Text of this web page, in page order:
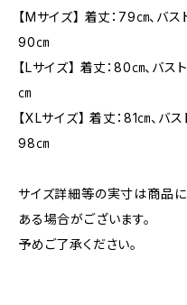
【Mサイズ】 着丈：79㎝、バス
90㎝
【Lサイズ】 着丈：80㎝、バス
㎝
【XLサイズ】 着丈：81㎝、バ
98㎝
サイズ詳細等の実寸は商品
ある場合がございます。
予めご了承ください。